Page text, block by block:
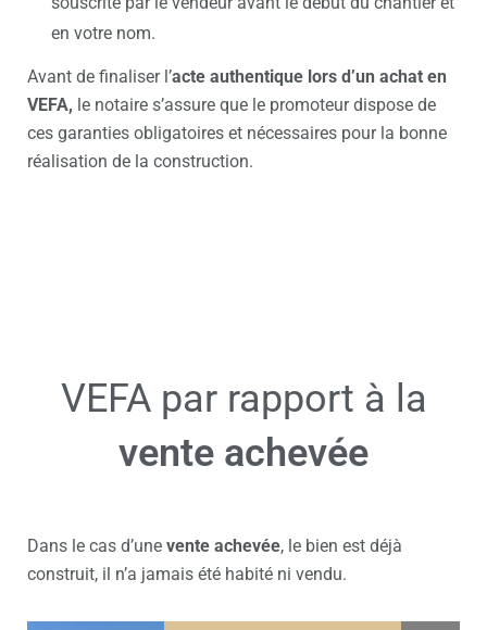
en votre nom.
Avant de finaliser l’acte authentique lors d’un achat en
VEFA, le notaire s’assure que le promoteur dispose de
ces garanties obligatoires et nécessaires pour la bonne
réalisation de la construction.
VEFA par rapport à la
vente achevée
Dans le cas d’une vente achevée, le bien est déjà
construit, il n’a jamais été habité ni vendu.